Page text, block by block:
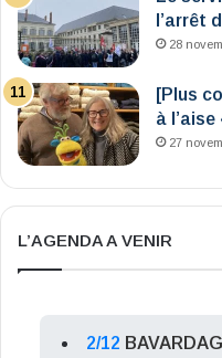
l’arrêt
28
[Plus
à l’aise
27
L’AGENDA A VENIR
2/12